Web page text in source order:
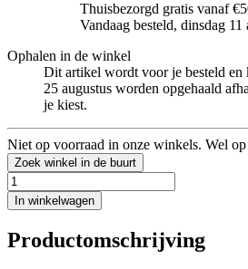
Thuisbezorgd gratis vanaf
Vandaag besteld, dinsdag 11
Ophalen in de winkel
Dit artikel wordt voor je besteld en
25 augustus worden opgehaald
je kiest.
Niet op voorraad in onze winkels. Wel
Zoek winkel in de buurt
In winkelwagen
Productomschrijving